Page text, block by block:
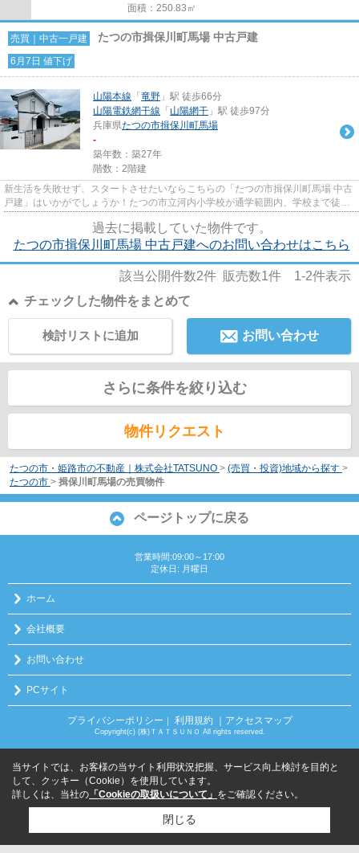
面積：250.83㎡
売買｜中古一戸建 たつの市揖保川町馬場 中古戸建
6月7日 値下げ
山陽本線 「 竜野 」駅 徒歩66分
山陽電鉄網干線 「 山陽網干 」駅 徒歩97分
兵庫県たつの市揖保川町馬場
-
築年数：築27年
階数：2階建
新生活を失敗せず、スタートさせたいならこちらの「たつの市揖保川町馬場 中古
戸建」はいかがでしょうか！たつの市立河内小学校が通学範囲内、学校まで徒歩
過去に掲載していた物件です。
たつの市揖保川町馬場 中古戸建へのお問い合わせはこちら
該当公開件数2件 販売数1件 1-2件表示
チェックした物件をまとめて
お問い合わせ
検討リストに追加
さらに条件を絞り込む
物件リクエスト
たつの市・姫路市の不動産｜株式会社TATSUNO > (売買・投資)地域から探す >
たつの市 > 揖保川町馬場の売買物件
ページトップに戻る
営業時間:09:00～17:00
定休日: 月曜日
ホーム
会社概要
お問い合わせ
PCサイト
プライバシーポリシー ｜ 利用規約 ｜アクセスマップ
Copyright(c) (株)ＴＡＴＳＵＮＯ All rights reserved.
当サイトでは、お客様の当サイト利用状況把握、サービス向上検討を目的と
して、クッキー（Cookie）を使用しています。
詳しくは、当社の 「Cookieの取扱いについて」 をご確認ください。
閉じる